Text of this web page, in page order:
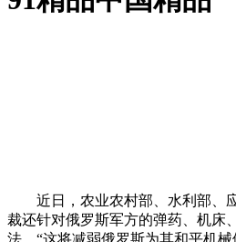
近日，农业农村部、水利部、应
裁还针对俄罗斯军方的弹药、机床
法，“这将减弱俄罗斯为其和平机械